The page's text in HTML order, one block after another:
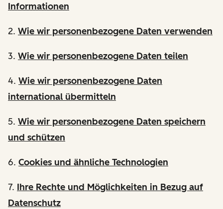
Informationen
2. Wie wir personenbezogene Daten verwenden
3. Wie wir personenbezogene Daten teilen
4. Wie wir personenbezogene Daten
international übermitteln
5. Wie wir personenbezogene Daten speichern
und schützen
6. Cookies und ähnliche Technologien
7. Ihre Rechte und Möglichkeiten in Bezug auf
Datenschutz